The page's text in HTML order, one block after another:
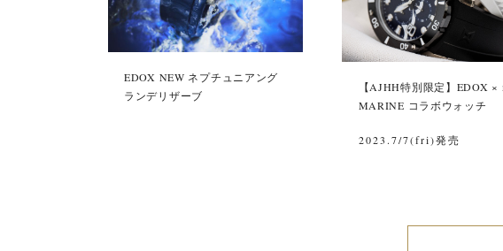
EDOX NEW ネプチュニアング
ランデリザーブ
【AJHH特別限定】EDOX ×
MARINE コラボウォッチ
2023.7/7(fri)発売